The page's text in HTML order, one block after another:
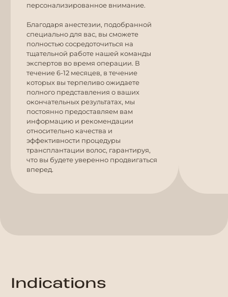
персонализированное внимание.
Благодаря анестезии, подобранной
специально для вас, вы сможете
полностью сосредоточиться на
тщательной работе нашей команды
экспертов во время операции. В
течение 6-12 месяцев, в течение
которых вы терпеливо ожидаете
полного представления о ваших
окончательных результатах, мы
постоянно предоставляем вам
информацию и рекомендации
относительно качества и
эффективности процедуры
трансплантации волос, гарантируя,
что вы будете уверенно продвигаться
вперед.
Indications